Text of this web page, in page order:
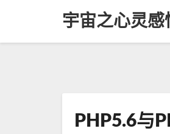
宇宙之心灵感
PPHP5.6与